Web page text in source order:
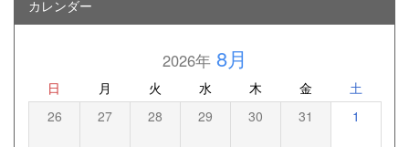
カレンダー
2026年8月
日 月 火 水 木 金 土
26 27 28 29 30 31 1